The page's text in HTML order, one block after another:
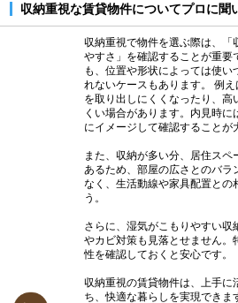
収納重視な賃貸物件についてプロに聞
収納重視で物件を選ぶ際は、「
やすさ」を確認することが重要
も、位置や形状によっては使い
れないケースもあります。 例
を取り出しにくくなったり、高
くい場合があります。内見時
にイメージして確認することが
また、収納が多い分、居住スペ
あるため、部屋の広さとのバ
なく、生活動線や家具配置との
う。
さらに、湿気がこもりやすい収
やカビ対策も見落とせません。
性を確認しておくと安心です。
収納重視の賃貸物件は、上手に
ち、快適な暮らしを実現でき